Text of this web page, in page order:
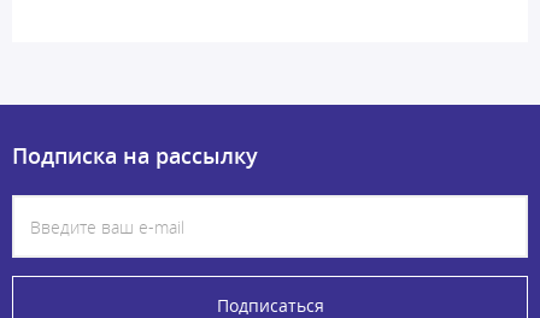
Подписка на рассылку
Подписаться